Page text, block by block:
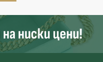
на ниски цени!